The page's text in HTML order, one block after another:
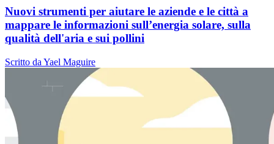
Nuovi strumenti per aiutare le aziende e le città a
mappare le informazioni sull’energia solare, sulla
qualità dell'aria e sui pollini
Scritto da Yael Maguire